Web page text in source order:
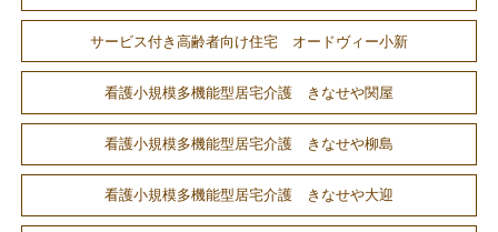
サービス付き高齢者向け住宅 オードヴィー小新
看護小規模多機能型居宅介護 きなせや関屋
看護小規模多機能型居宅介護 きなせや柳島
看護小規模多機能型居宅介護 きなせや大迎